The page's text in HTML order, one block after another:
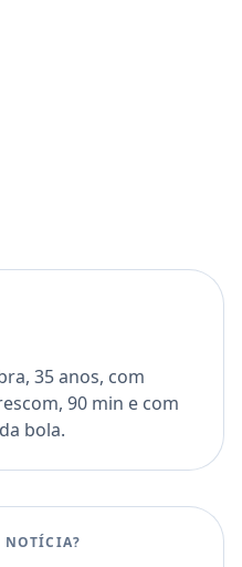
35 anos, com
90 min e com
bola.
NOTÍCIA?